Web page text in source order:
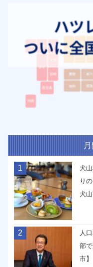
1
犬
り
犬山
2
人
部
市】